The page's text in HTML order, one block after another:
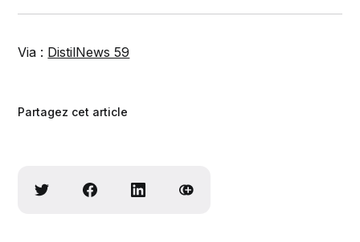
Via : DistilNews 59
Partagez cet article